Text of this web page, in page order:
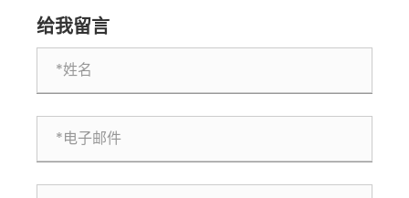
给我留言